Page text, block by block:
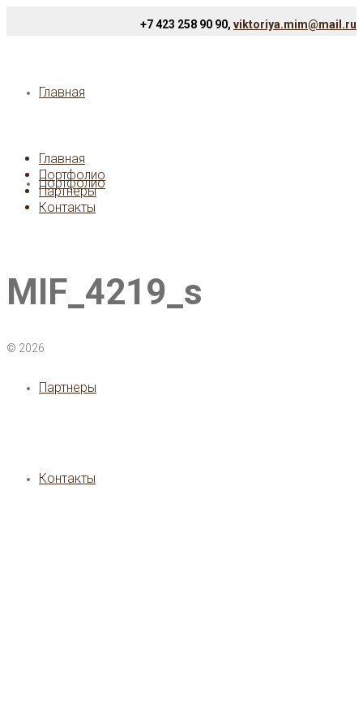
+7 423 258 90 90, viktoriya.mim@mail.ru
Главная
Портфолио
Партнеры
Контакты
Главная
Портфолио
Партнеры
Контакты
MIF_4219_s
© 2026